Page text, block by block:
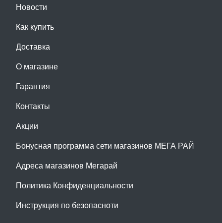
Новости
Как купить
Доставка
О магазине
Гарантия
Контакты
Акции
Бонусная программа сети магазинов МЕГА РАЙ
Адреса магазинов Мегарай
Политика Конфиденциальности
Инструкция по безопасноти